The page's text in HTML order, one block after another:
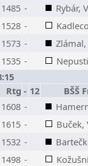
1485 -
Rybár,
1528 -
1573 -
Zlámal,
1535 -
Rtg - 12
BŠŠ
1608 -
1615 -
Buček,
1532 -
1498 -